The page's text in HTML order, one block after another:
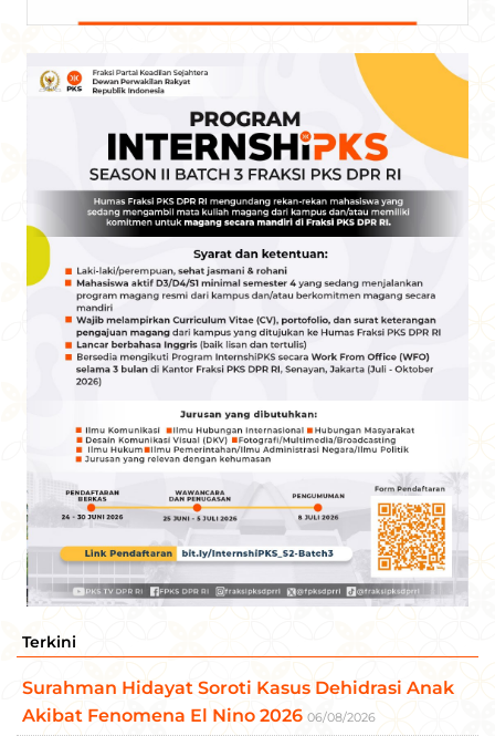
Terkini
Surahman Hidayat Soroti Kasus Dehidrasi Anak
Akibat Fenomena El Nino 2026 06/08/2026